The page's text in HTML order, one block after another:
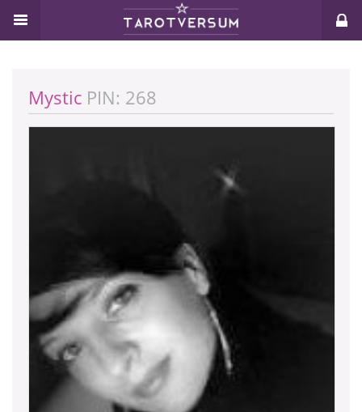
Mystic PIN: 268